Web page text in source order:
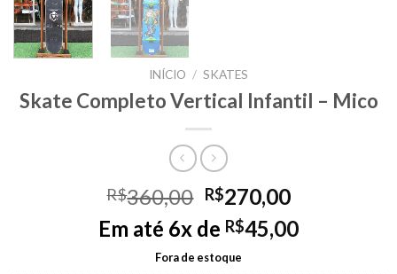
INÍCIO / SKATES
Skate Completo Vertical Infantil – Mico
R$360,00 Original
price
was:
R$360,00.
R$270,00Current
price
is:
Em até 6x de R$45,00
Fora de estoque